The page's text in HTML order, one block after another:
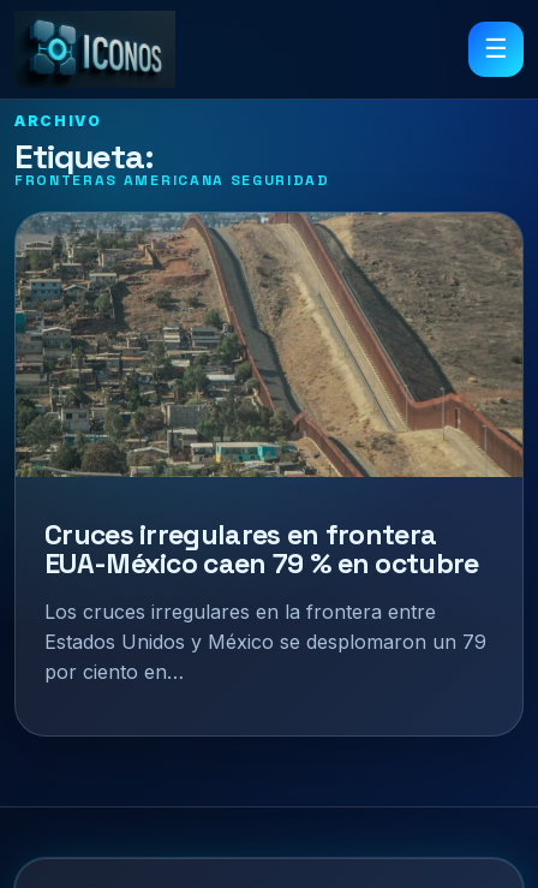
☰
ARCHIVO
Etiqueta:
FRONTERAS AMERICANA SEGURIDAD
Cruces irregulares en frontera
EUA-México caen 79 % en octubre
Los cruces irregulares en la frontera entre
Estados Unidos y México se desplomaron un 79
por ciento en…